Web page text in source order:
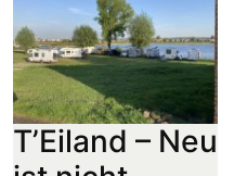
T’Eiland – Neu